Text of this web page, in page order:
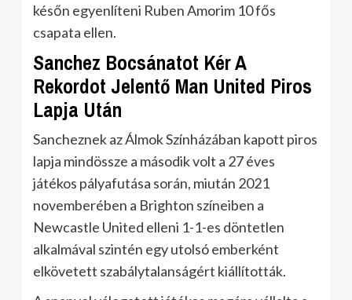
későn egyenlíteni Ruben Amorim 10 fős
csapata ellen.
Sanchez Bocsánatot Kér A
Rekordot Jelentő Man United Piros
Lapja Után
Sancheznek az Álmok Színházában kapott piros
lapja mindössze a második volt a 27 éves
játékos pályafutása során, miután 2021
novemberében a Brighton színeiben a
Newcastle United elleni 1-1-es döntetlen
alkalmával szintén egy utolsó emberként
elkövetett szabálytalanságért kiállították.